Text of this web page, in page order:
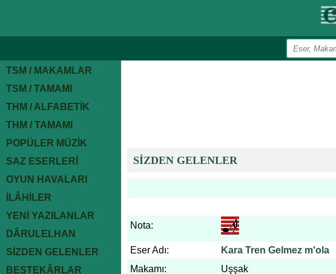
TSM / MAKAMLAR
TSM / TAMAMI
THM / ALFABETİK
THM / TAMAMI
POPÜLER MÜZİK
SAZ ESERLERİ
OYUN HAVALARI
İLÂHİLER
YENİ YAZILANLAR
DÂRULELHAN
SİZDEN GELENLER
BESTEKÂRLAR
SİZDEN GELENLER
Nota:
Eser Adı:
Kara Tren Gelmez m'ola
Makamı:
Uşşak